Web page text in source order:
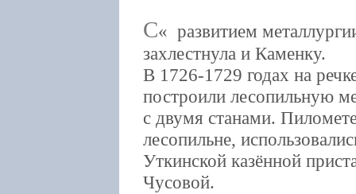
С
развитием
захлестнула и Каменку.
В 1726-1729 годах на
построили лесопильную
с двумя станами.
лесопильне,
Уткинской казённой
Чусовой.